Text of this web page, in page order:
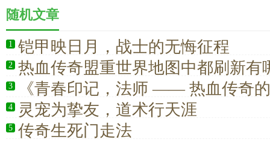
随机文章
1 铠甲映日月，战士的无悔征程
2 热血传奇盟重世界地图中都刷新有
3 《青春印记，法师 —— 热血传奇
4 灵宠为挚友，道术行天涯
5 传奇生死门走法